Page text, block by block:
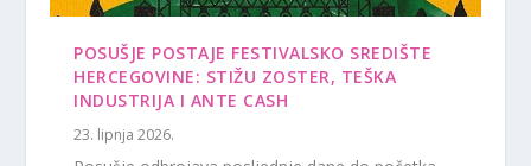
POSUŠJE POSTAJE FESTIVALSKO SREDIŠTE
HERCEGOVINE: STIŽU ZOSTER, TEŠKA
INDUSTRIJA I ANTE CASH
23. lipnja 2026.